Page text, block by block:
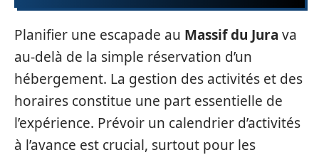
Planifier une escapade au Massif du Jura va
au-delà de la simple réservation d’un
hébergement. La gestion des activités et des
horaires constitue une part essentielle de
l’expérience. Prévoir un calendrier d’activités
à l’avance est crucial, surtout pour les